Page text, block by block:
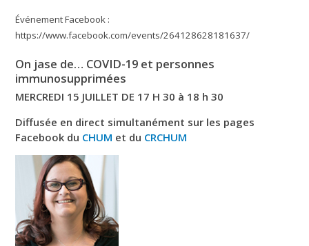
Événement Facebook :
https://www.facebook.com/events/264128628181637/
On jase de… COVID-19 et personnes
immunosupprimées
MERCREDI 15 JUILLET DE 17 H 30 à 18 h 30
Diffusée en direct simultanément sur les pages
Facebook du CHUM et du CRCHUM